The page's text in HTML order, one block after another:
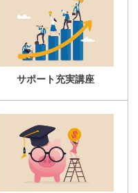
サポート充実講座